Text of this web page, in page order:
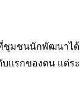
มชนนักพัฒนาได้
รกของตน แต่ร